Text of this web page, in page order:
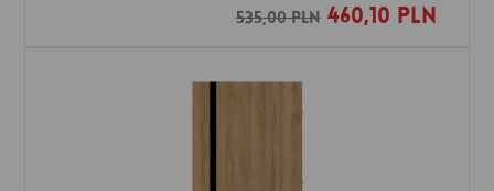
535,00 PLN460,10 PLN
Dodaj do ulubionych